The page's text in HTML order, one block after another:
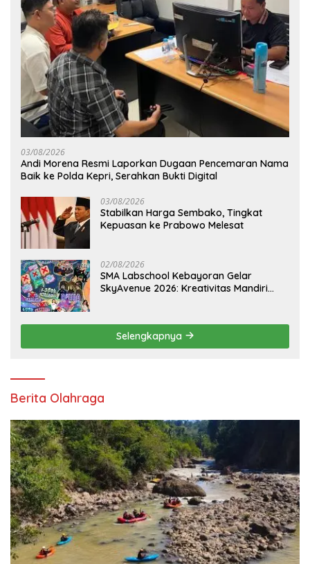
03/08/2026
Andi Morena Resmi Laporkan Dugaan Pencemaran Nama
Baik ke Polda Kepri, Serahkan Bukti Digital
03/08/2026
Stabilkan Harga Sembako, Tingkat
Kepuasan ke Prabowo Melesat
02/08/2026
SMA Labschool Kebayoran Gelar
SkyAvenue 2026: Kreativitas Mandiri
Selengkapnya
Berita Olahraga